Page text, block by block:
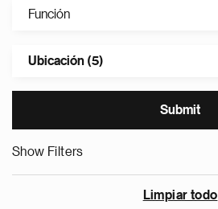
Función
Ubicación (5)
Show Filters
Limpiar todo